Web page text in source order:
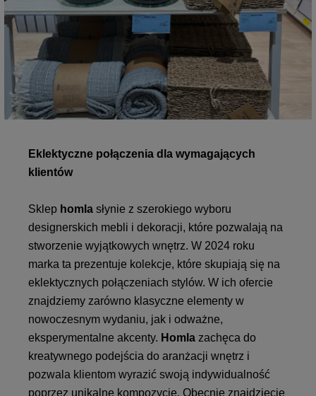
Eklektyczne połączenia dla wymagających
klientów
Sklep homla słynie z szerokiego wyboru
designerskich mebli i dekoracji, które pozwalają na
stworzenie wyjątkowych wnętrz. W 2024 roku
marka ta prezentuje kolekcje, które skupiają się na
eklektycznych połączeniach stylów. W ich ofercie
znajdziemy zarówno klasyczne elementy w
nowoczesnym wydaniu, jak i odważne,
eksperymentalne akcenty. Homla zachęca do
kreatywnego podejścia do aranżacji wnętrz i
pozwala klientom wyrazić swoją indywidualność
poprzez unikalne kompozycje. Obecnie znajdziecie